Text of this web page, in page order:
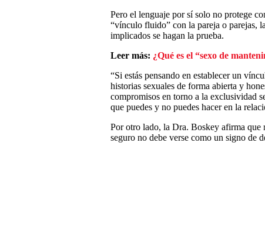
Pero el lenguaje por sí solo no protege
“vínculo fluido” con la pareja o parejas,
implicados se hagan la prueba.
Leer más: ¿Qué es el “sexo de
“Si estás pensando en establecer un
historias sexuales de forma abierta y
compromisos en torno a la exclusividad
que puedes y no puedes hacer en la
Por otro lado, la Dra. Boskey afirma que
seguro no debe verse como un signo de